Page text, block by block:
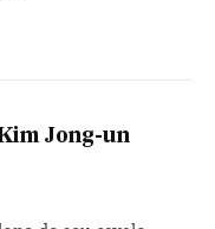
Jong-un